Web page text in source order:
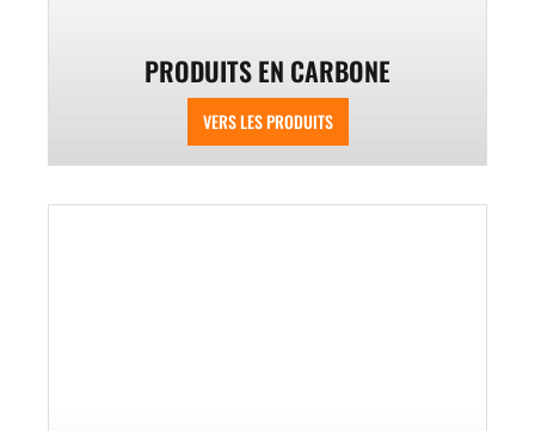
PRODUITS EN CARBONE
VERS LES PRODUITS